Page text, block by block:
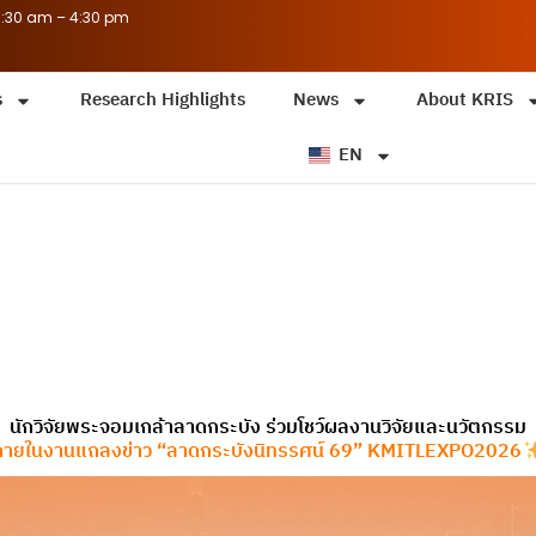
am – 4:30 pm
Research Highlights News
About KRIS
EN
นักวิจัยพระจอมเกล้าลาดกระบัง ร่วมโชว์ผลงานวิจัยและนวัตกรรม
ยในงานแถลงข่าว “ลาดกระบังนิทรรศน์ 69” KMITLEXPO2026